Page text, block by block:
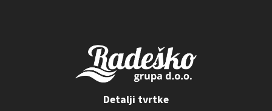
Detalji tvrtke